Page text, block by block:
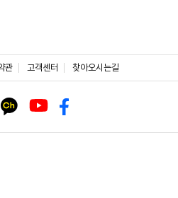
관 고객센터 찾아오시는길